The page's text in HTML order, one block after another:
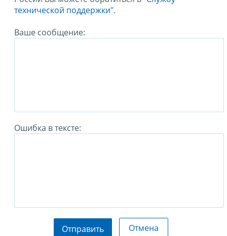
технической поддержки".
Ваше сообщение:
Ошибка в тексте:
Отправить Отмена